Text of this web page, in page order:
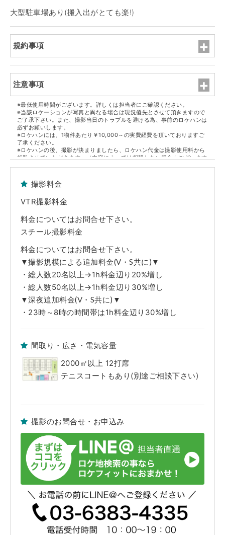
大型駐車場あり(搬入出がとても楽!)
規約事項
注意事項
※最低使用時間がございます。詳しくは担当者にご確認ください。
※当該ロケーションが写真と異なる場合は現況優先とさせて頂きますので
ご了承下さい。また、撮影当日のトラブルを避ける為、事前のロケハンは
必ずお願いします。
※ロケハンには、1物件あたり￥10,000～の実費経費を頂いておりますご
了承ください。
※ロケハンの後、撮影が決まりましたら、ロケハン代金は撮影使用料から
相殺させていただきます。（内容によっては相殺しない場合もございます
■原状回復
※躯体・設備・什器・内装・家具・備品等の破損や汚損につきましては、
ト及びロケハウスの実営業に支障がでた場合、その休業補償も併せて請求
させていただきます。
※当該Webサイト上のロケセット及びロケハウスの写真は弊社担当者が、
取材時に撮影した時のものです。躯体・設備・什器・内装・家具・備品等
の仕様・配置に関しましては現状を優先とさせていただきます。ご了承く
ださい。
※弊社管理ロケセット及びロケハウス使用中に発生した不測の事故や、天
変地異、火災、盗難および近隣工事等の騒音等で使用者側に生じた人・
物・時間・金銭的な損害につきましては一切の責任を負えませんので予め
ご了承下さい。
撮影料金
VTR撮影料金
料金についてはお問合せ下さい。
スチール撮影料金
料金についてはお問合せ下さい。
▼撮影規模による追加料金(V・S共に)▼
・総人数20名以上→1h料金辺り20%増し
・総人数50名以上→1h料金辺り30%増し
▼深夜追加料金(V・S共に)▼
・23時～8時の時間帯は1h料金辺り30%増し
間取り・広さ・電気容量
2000㎡以上 12打席
テニスコートもあり(別途ご相談下さい)
撮影のお問合せ・お申込み